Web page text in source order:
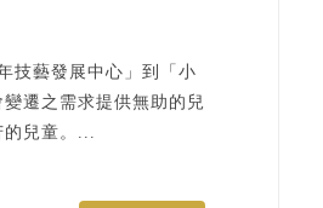
技藝發展中心」到「小
遷之需求提供無助的兒
兒童。...